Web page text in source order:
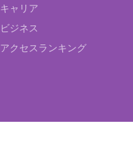
キャリア
ビジネス
アクセスランキング